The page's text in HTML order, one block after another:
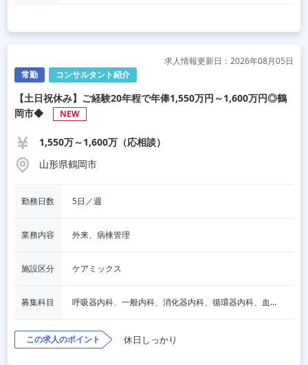
常勤 コンサルタント紹介
求人情報更新日：2026年08月05日
【土日祝休み】ご経験20年程で年俸1,550万円～1,600万円◎鶴
岡市◆
NEW
1,550万～1,600万（応相談）
山形県鶴岡市
勤務日数 5日／週
業務内容 外来、病棟管理
施設区分 ケアミックス
募集科目 呼吸器内科、一般内科、消化器内科、循環器内科、血液内科、脳神経内科、内分泌内科、老人内科、その他
この求人のポイント 休日しっかり